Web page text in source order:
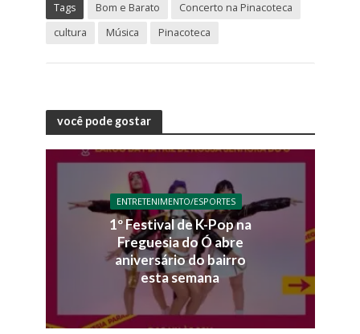
Tags Bom e Barato
Concerto na Pinacoteca
cultura
Música Pinacoteca
você pode gostar
ENTRETENIMENTO/ESPORTES
1º Festival de K-Pop na
Freguesia do Ó abre
aniversário do bairro
esta semana